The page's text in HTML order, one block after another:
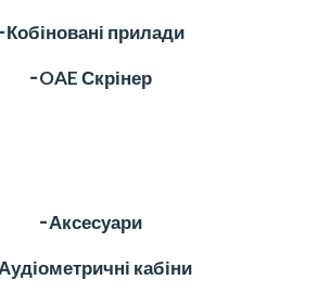
Кобіновані прилади
╶ OAE Скрінер
╶ Аксесуари
кабіни